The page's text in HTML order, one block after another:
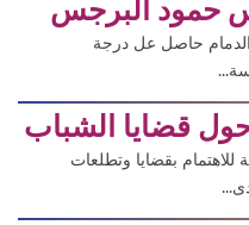
حمود البرجس
الدمام حاصل عل درجة
قضايا الشباب
للاهتمام بقضايا وتطلعات